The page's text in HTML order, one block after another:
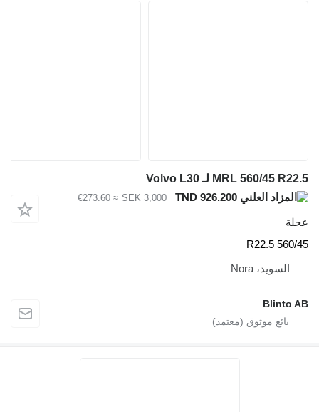
MRL 560/45 R22.5 لـ Volvo L30
SEK 3,000
≈ €273.60
عجلة
560/45 R22.5
السويد، Nora
Blinto AB